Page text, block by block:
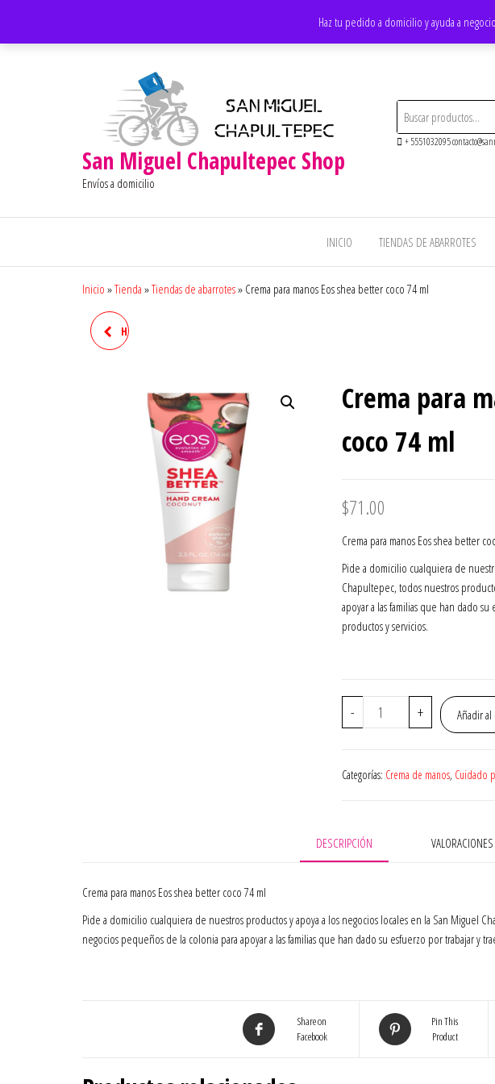
contenido
Haz tu pedido a domicilio y ayuda a
San Miguel Chapultepec Shop
Envíos a domicilio
+ 5551032095
INICIO TIENDAS DE ABARROTES
Inicio »Tienda »Tiendas de abarrotes» Crema para manos Eos shea better coco 74 ml
HUARACHES CAMPECHANOS
Crema para
coco 74 ml
$71.00
Crema para manos Eos shea better
Pide a domicilio cualquiera de
Chapultepec, todos nuestros
apoyar a las familias que han dado
productos y servicios.
-
Crema
para
shea
74
ml
+ Añadir al
Categorías: Crema de manos, Cuidado
DESCRIPCIÓN
Crema para manos Eos shea better coco 74 ml
Pide a domicilio cualquiera de nuestros productos y apoya a los negocios locales en la San Miguel
negocios pequeños de la colonia para apoyar a las familias que han dado su esfuerzo por trabajar y
Share on
Facebook
Pin This
Product